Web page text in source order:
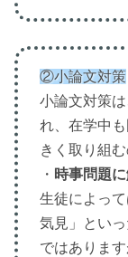
②小論文対策
小論文対策
れ、在学中
きく取り組
・ 時事問題
生徒によっ
気見」とい
ではありま